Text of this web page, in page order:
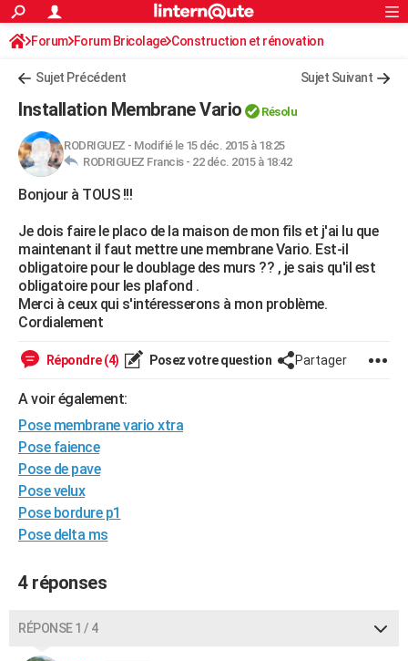
ACTUALITÉS
Politique
Société
Faits Divers
Education
Monde
Villes
+
FINANCE
Retraite
Impôts
Epargne
Immobilier
Risques naturels par ville
Banque
Assurance
Crédit
AUTO
Essais
Réserver un essai
Citadines
Berlines
SUV
Forum auto
+HIGH-TECH
Mobiles
Meilleur smartphone
Internet
Ordinateurs
Jeux vidéo
Guide high-tech
+BRICOLAGE
Forum
Aménagement intérieur
Extérieur
Cuisine
Salle de bains
Jardinage
Rangement
WEEK-END
Guides de France
Escapades
Patrimoine
Expositions
Musées
Week-end nature
+LIFESTYLE
Art de vivre
Bien-être
Loisirs
Mode
Modes de vie
SANTE
VOYAGE
Destinations
City break
Voyage nature
Voyage de noces
Forum
Climat
PHOTO
GUIDES D'ACHAT
BONS PLANS
CARTE DE VOEUX
Carte de Noël
Carte Bonne année
Carte Saint-Valentin
Carte Pâques
Carte d'anniversaire
DICTIONNAIRE
Rechercher
S'inscrire
Connexion
Forum Forum Bricolage Construction et rénovation
Sujet Précédent Sujet Suivant
Installation Membrane Vario Résolu
RODRIGUEZ - Modifié le 15 déc. 2015 à 18:25
RODRIGUEZ Francis - 22 déc. 2015 à 18:42
Bonjour à TOUS !!!
Je dois faire le placo de la maison de mon fils et j'ai lu que
maintenant il faut mettre une membrane Vario. Est-il
obligatoire pour le doublage des murs ?? , je sais qu'il est
obligatoire pour les plafond .
Merci à ceux qui s'intéresserons à mon problème.
Cordialement
Répondre (4) Posez votre question Partager
A voir également:
Pose membrane vario xtra
Pose faience
Pose de pave
Pose velux
Pose bordure p1
Pose delta ms
4 réponses
RÉPONSE 1 / 4